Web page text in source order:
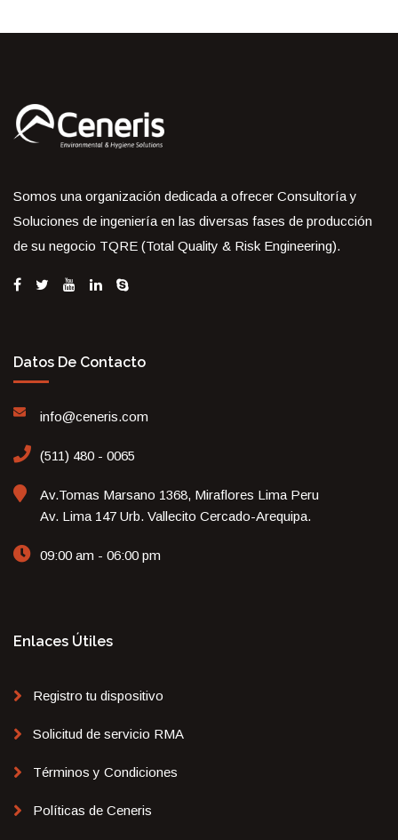
Somos una organización dedicada a ofrecer Consultoría y
Soluciones de ingeniería en las diversas fases de producción
de su negocio TQRE (Total Quality & Risk Engineering).
Datos De Contacto
info@ceneris.com
(511) 480 - 0065
Av.Tomas Marsano 1368, Miraflores Lima Peru
Av. Lima 147 Urb. Vallecito Cercado-Arequipa.
09:00 am - 06:00 pm
Enlaces Útiles
Registro tu dispositivo
Solicitud de servicio RMA
Términos y Condiciones
Políticas de Ceneris